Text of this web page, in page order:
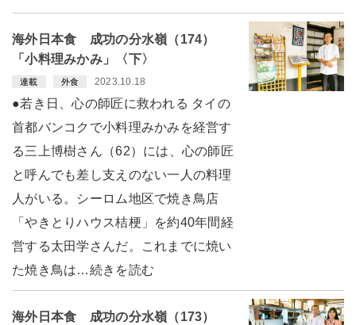
海外日本食 成功の分水嶺（174）
「小料理みかみ」〈下〉
連載 外食 2023.10.18
●若き日、心の師匠に救われる タイの
首都バンコクで小料理みかみを経営す
る三上博樹さん（62）には、心の師匠
と呼んでも差し支えのない一人の料理
人がいる。シーロム地区で焼き鳥店
「やきとりハウス桔梗」を約40年間経
営する太田学さんだ。これまでに焼い
た焼き鳥は…続きを読む
海外日本食 成功の分水嶺（173）